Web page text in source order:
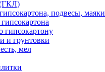
(ГКЛ)
подвесы, маяки
гипсокартону
и грунтовки
мел